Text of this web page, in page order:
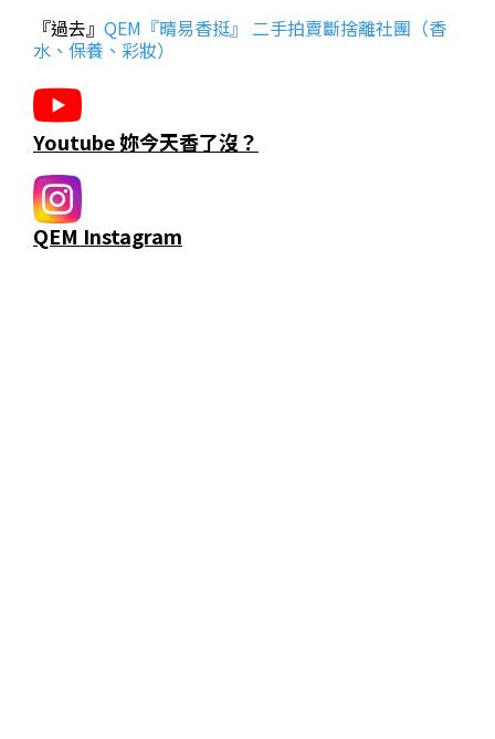
『過去』 QEM『晴易香挺』 二手拍賣斷捨離社團（香
水、保養、彩妝）
Youtube 妳今天香了沒？
QEM Instagram